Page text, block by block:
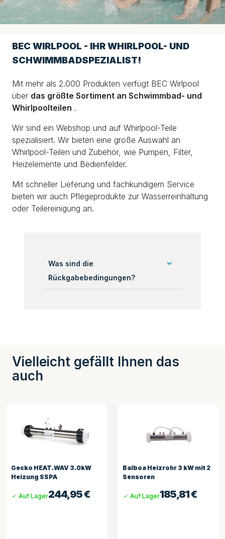
BEC WIRLPOOL - IHR WHIRLPOOL- UND
SCHWIMMBADSPEZIALIST!
Mit mehr als 2.000 Produkten verfügt BEC Wirlpool
über das größte Sortiment an Schwimmbad- und
Whirlpoolteilen .
Wir sind ein Webshop und auf Whirlpool-Teile
spezialisiert. Wir bieten eine große Auswahl an
Whirlpool-Teilen und Zubehör, wie Pumpen, Filter,
Heizelemente und Bedienfelder.
Mit schneller Lieferung und fachkundigem Service
bieten wir auch Pflegeprodukte zur Wasserreinhaltung
oder Teilereinigung an.
Was sind die
Rückgabebedingungen?
Vielleicht gefällt Ihnen das
auch
Gecko HEAT.WAV 3.0kW
Heizung SSPA
244,95€
Auf Lager
Balboa Heizrohr 3 kW mit 2
Sensoren
185,81€
Auf Lager